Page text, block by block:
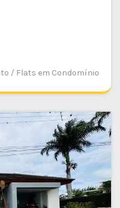
/ Flats em Condomínio